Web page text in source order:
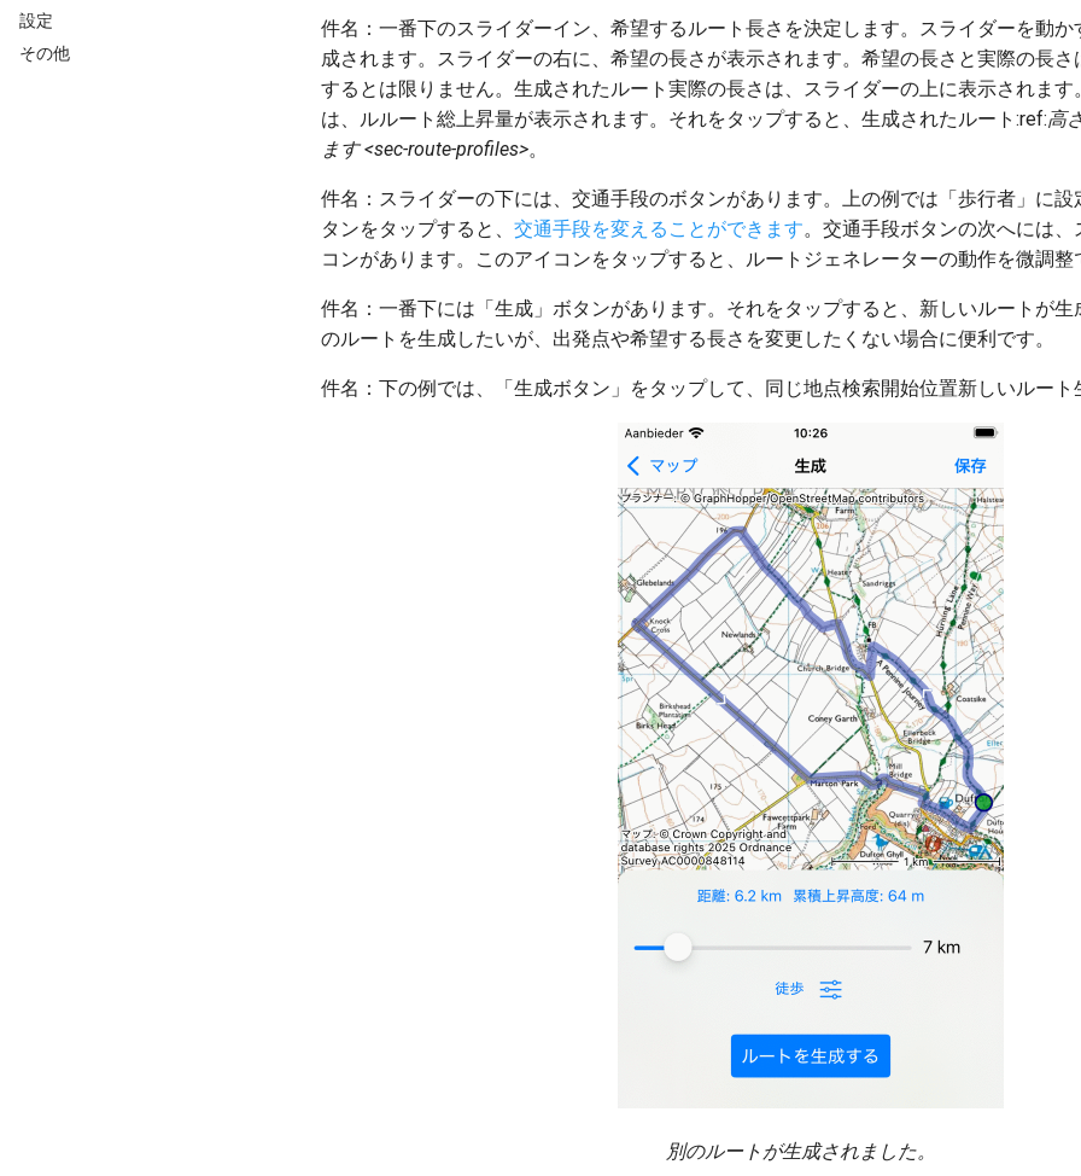
設定
その他
件名：一番下のスライダーイン、希望するルート長さを決定します。スライダーを動
成されます。スライダーの右に、希望の長さが表示されます。希望の長さと実際の長
するとは限りません。生成されたルート実際の長さは、スライダーの上に表示されます
は、ルルート総上昇量が表示されます。それをタップすると、生成されたルート:ref:高
ます <sec-route-profiles>。
件名：スライダーの下には、交通手段のボタンがあります。上の例では「歩行者」に
タンをタップすると、 交通手段を変えることができます。交通手段ボタンの次へには、
コンがあります。このアイコンをタップすると、ルートジェネレーターの動作を微調整
件名：一番下には「生成」ボタンがあります。それをタップすると、新しいルートが
のルートを生成したいが、出発点や希望する長さを変更したくない場合に便利です。
件名：下の例では、「生成ボタン」をタップして、同じ地点検索開始位置新しいルート
別のルートが生成されました。